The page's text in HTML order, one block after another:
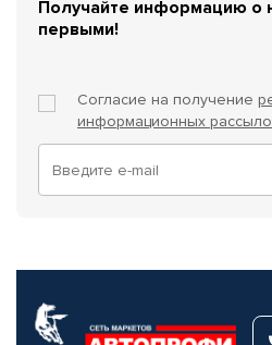
Получайте информацию о
первыми!
Согласие на получение
информационных